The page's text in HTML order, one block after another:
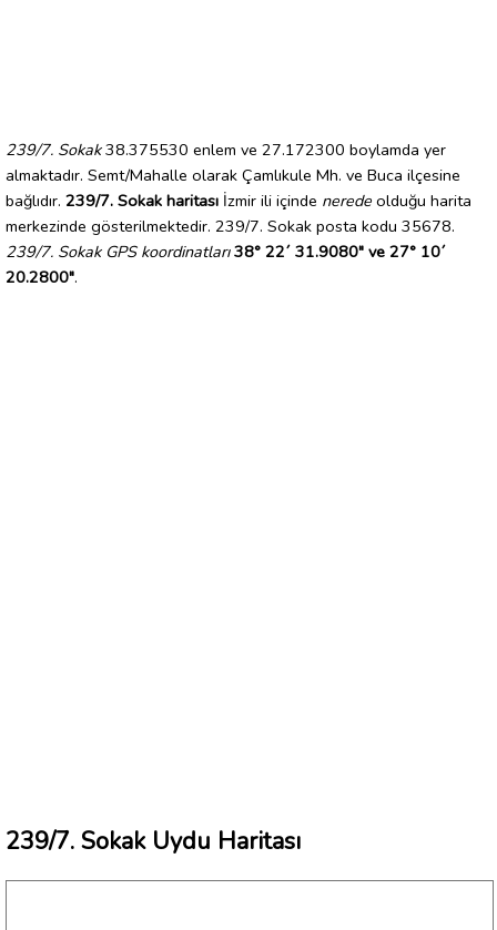
239/7. Sokak38.375530 enlem ve 27.172300 boylamda yer
almaktadır. Semt/Mahalle olarak Çamlıkule Mh. ve Buca ilçesine
bağlıdır. 239/7. Sokak haritası İzmir ili içinde nerede olduğu harita
merkezinde gösterilmektedir. 239/7. Sokak posta kodu 35678.
239/7. Sokak GPS koordinatları 38° 22´ 31.9080" ve 27° 10´
20.2800".
239/7. Sokak Uydu Haritası